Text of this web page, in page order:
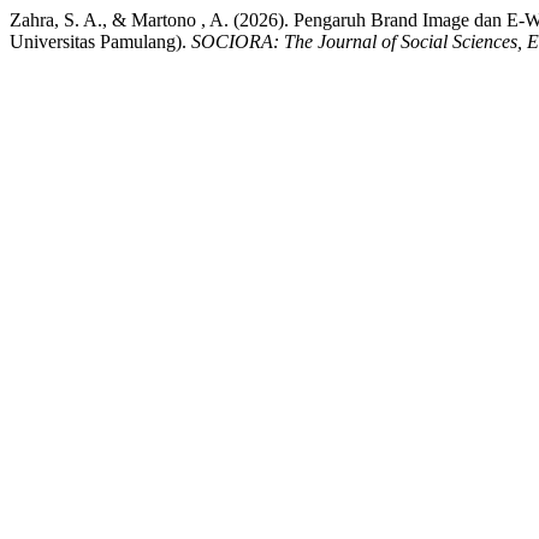
Zahra, S. A., & Martono , A. (2026). Pengaruh Brand Image dan E-
Universitas Pamulang). SOCIORA: The Journal of Social Sciences,